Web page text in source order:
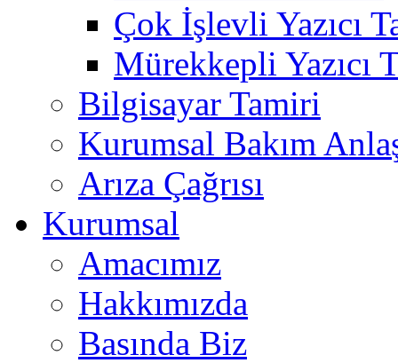
Çok İşlevli Yazıcı
Mürekkepli Yazıcı
Bilgisayar Tamiri
Kurumsal Bakım
Arıza Çağrısı
Kurumsal
Amacımız
Hakkımızda
Basında Biz